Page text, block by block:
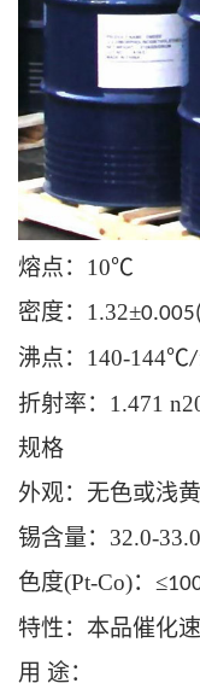
熔点： 10℃
密度： 1.32±
沸点： 140-144℃/
折射率： 1.471
规格
外观：无色或浅
锡含量： 32.0-
色度(Pt-Co)：≤
特性：本品催化
用 途：